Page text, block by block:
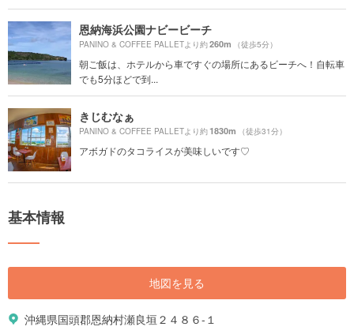
恩納海浜公園ナビービーチ
PANINO & COFFEE PALLETより約260m （徒歩5分）
朝ご飯は、ホテルから車ですぐの場所にあるビーチへ！自転車
でも5分ほどで到...
きじむなぁ
PANINO & COFFEE PALLETより約1830m （徒歩31分）
アボガドのタコライスが美味しいです♡
基本情報
地図を見る
沖縄県国頭郡恩納村瀬良垣２４８６-１